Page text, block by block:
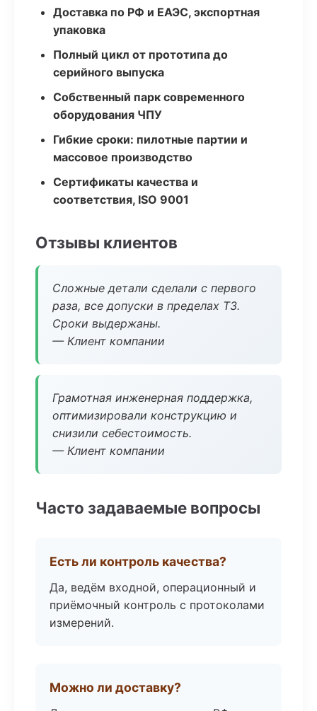
Доставка по РФ и ЕАЭС, экспортная
упаковка
Полный цикл от прототипа до
серийного выпуска
Собственный парк современного
оборудования ЧПУ
Гибкие сроки: пилотные партии и
массовое производство
Сертификаты качества и
соответствия, ISO 9001
Отзывы клиентов
Сложные детали сделали с первого
раза, все допуски в пределах ТЗ.
Сроки выдержаны.
— Клиент компании
Грамотная инженерная поддержка,
оптимизировали конструкцию и
снизили себестоимость.
— Клиент компании
Часто задаваемые вопросы
Есть ли контроль качества?
Да, ведём входной, операционный и
приёмочный контроль с протоколами
измерений.
Можно ли доставку?